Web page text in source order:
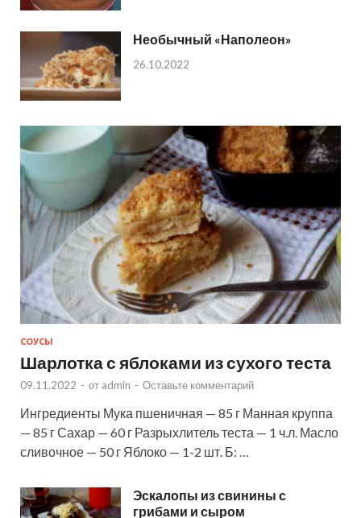
Необычный «Наполеон»
26.10.2022
СОУСЫ
Шарлотка с яблоками из сухого теста
09.11.2022 - от admin - Оставьте комментарий
Ингредиенты Мука пшеничная — 85 г Манная круппа
— 85 г Сахар — 60 г Разрыхлитель теста — 1 ч.л. Масло
сливочное — 50 г Яблоко — 1-2 шт. Б: …
Эскалопы из свинины с
грибами и сыром